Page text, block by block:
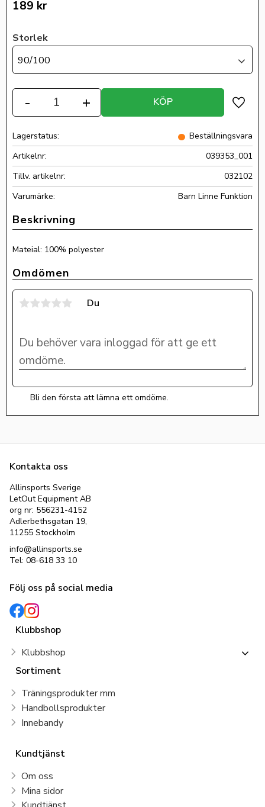
189 kr
Storlek
90/100
+
- KÖP
Lägg
Lagerstatus
Beställningsvara
Artikelnr
039353_001
Tillv. artikelnr
032102
Barn Linne Funktion
Mateial: 100% polyester
Omdömen
Du
Bli den första att lämna ett omdöme.
Kontakta oss
Allinsports Sverige
LetOut Equipment AB
org nr: 556231-4152
Adlerbethsgatan 19,
11255 Stockholm
info@allinsports.se
Tel: 08-618 33 10
Följ oss på social media
Klubbshop
Klubbshop
Sortiment
Träningsprodukter mm
Handbollsprodukter
Innebandy
Kundtjänst
Om oss
Mina sidor